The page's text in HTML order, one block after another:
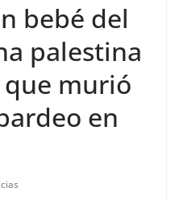
bebé del
palestina
murió
en